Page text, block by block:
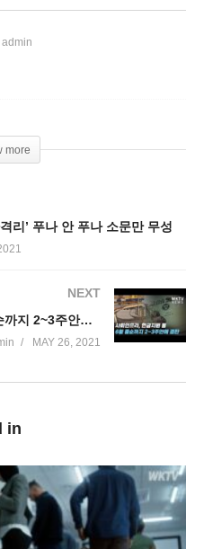
admin
more
리’ 푸나 안 푸나 소문만 무성
NEXT
사회인프라, 현금지원 등 6월중순까지 2~3주안에 결판
MAY 26, 2021
in